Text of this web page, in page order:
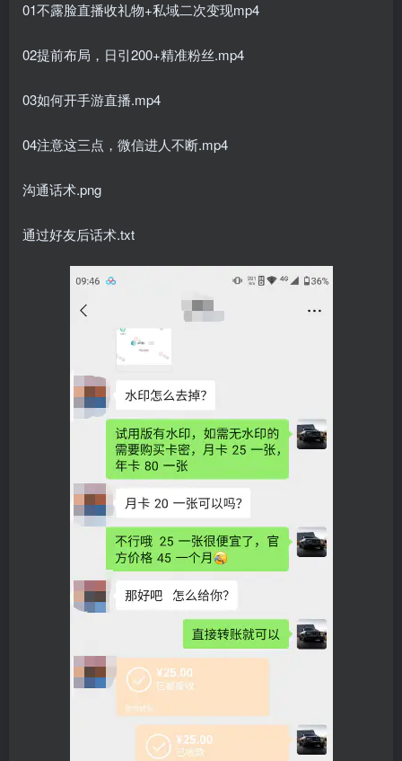
01不露脸直播收礼物+私域二次变现mp4
02提前布局，日引200+精准粉丝.mp4
03如何开手游直播.mp4
04注意这三点，微信进人不断.mp4
沟通话术.png
通过好友后话术.txt